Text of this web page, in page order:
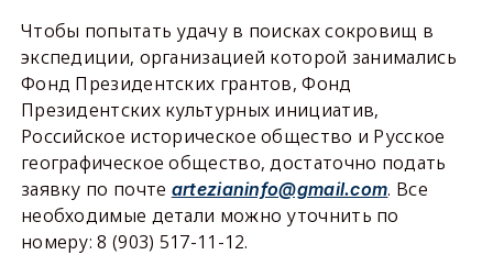
Чтобы попытать удачу в поисках сокровищ в
экспедиции, организацией которой занимались
Фонд Президентских грантов, Фонд
Президентских культурных инициатив,
Российское историческое общество и Русское
географическое общество, достаточно подать
заявку по почте artezianinfo@gmail.com. Все
необходимые детали можно уточнить по
номеру: 8 (903) 517-11-12.